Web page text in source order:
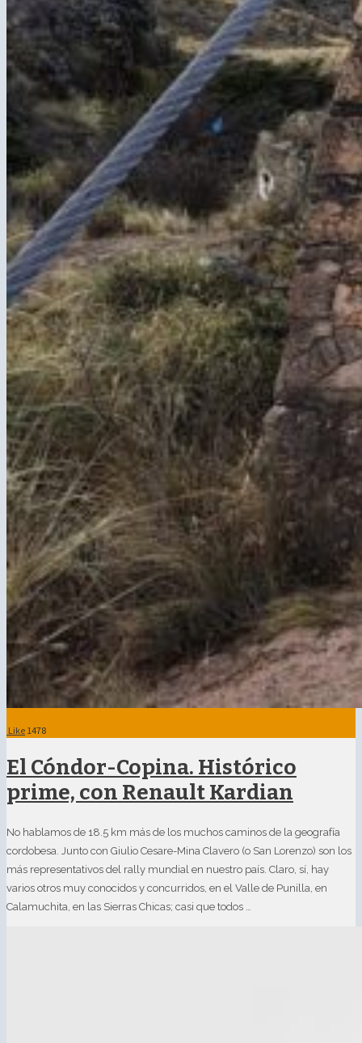
Like 1478
El Cóndor-Copina. Histórico
prime, con Renault Kardian
No hablamos de 18.5 km más de los muchos caminos de la geografía
cordobesa. Junto con Giulio Cesare-Mina Clavero (o San Lorenzo) son los
más representativos del rally mundial en nuestro país. Claro, sí, hay
varios otros muy conocidos y concurridos, en el Valle de Punilla, en
Calamuchita, en las Sierras Chicas; casi que todos …